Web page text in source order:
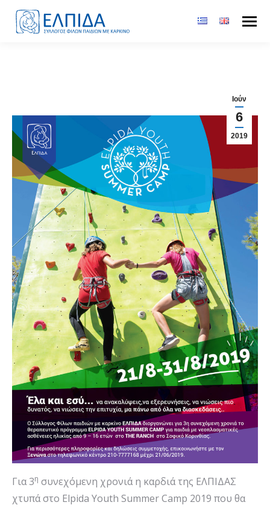
Ιούν
6
2019
Για 3η συνεχόμενη χρονιά η καρδιά της ΕΛΠΙΔΑΣ
χτυπά στο Elpida Youth Summer Camp 2019 που θα